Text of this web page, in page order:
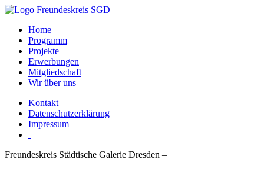
Home
Programm
Projekte
Erwerbungen
Mitgliedschaft
Wir über uns
Kontakt
Datenschutzerklärung
Impressum
Freundeskreis Städtische Galerie Dresden –